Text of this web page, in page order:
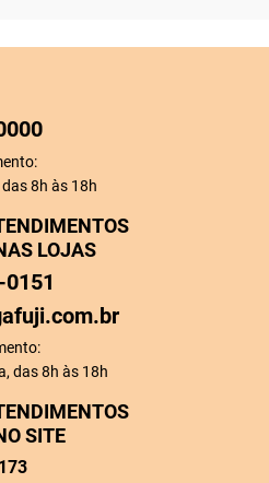
8h às 18h
SITE
LOJAS
das 8h às 18h